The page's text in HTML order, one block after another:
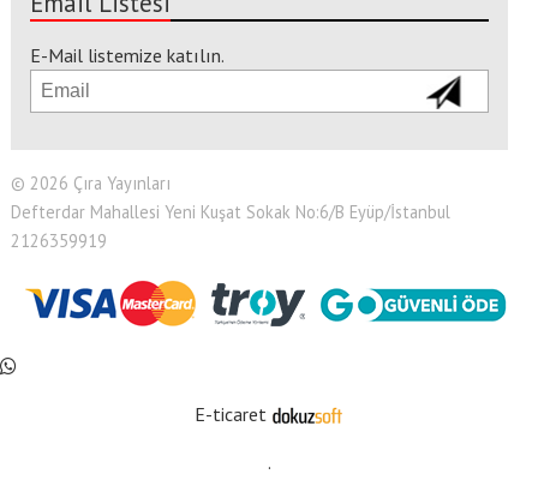
E-Mail listemize katılın.
© 2026 Çıra Yayınları
Defterdar Mahallesi Yeni Kuşat Sokak No:6/B Eyüp/İstanbul
2126359919
E-ticaret
.